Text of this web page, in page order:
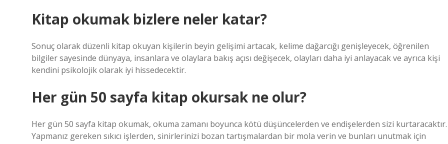
Kitap okumak bizlere neler katar?
Sonuç olarak düzenli kitap okuyan kişilerin beyin gelişimi artacak, kelime dağarcığı genişleyecek, öğrenilen
bilgiler sayesinde dünyaya, insanlara ve olaylara bakış açısı değişecek, olayları daha iyi anlayacak ve ayrıca kişi
kendini psikolojik olarak iyi hissedecektir.
Her gün 50 sayfa kitap okursak ne olur?
Her gün 50 sayfa kitap okumak, okuma zamanı boyunca kötü düşüncelerden ve endişelerden sizi kurtaracaktır.
Yapmanız gereken sıkıcı işlerden, sinirlerinizi bozan tartışmalardan bir mola verin ve bunları unutmak için